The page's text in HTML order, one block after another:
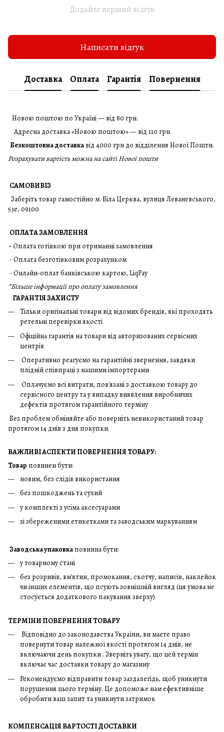
Додайте перший відгук
Написати відгук
Доставка Оплата Гарантія Повернення
Новою поштою по Україні — від 80 грн.
Адресна доставка «Новою поштою» — від 110 грн.
Безкоштовна доставка від 4000 грн до відділення Нової Пошти.
Розрахувати вартість можна на сайті Нової пошти
САМОВИВІЗ
Заберіть товар самостійно м. Біла Церква, вулиця Леваневського,
53е, 09100
ОПЛАТА ЗАМОВЛЕННЯ
-Оплата готівкою при отриманні замовлення
- Оплата безготівковим розрахунком
- Онлайн-оплат банківською картою, LiqPay
*Більше інформації про оплату замовлення
ГАРАНТІЯ ЗАХИСТУ
Тільки оригінальні товари від відомих брендів, які проходять
ретельні перевірки якості
Офіційна гарантія на товари від авторизованих сервісних
центрів
Оперативно реагуємо на гарантійні звернення, завдяки
плідній співпраці з нашими імпортерами
Оплачуємо всі витрати, пов'язані з доставкою товару до
сервісного центру та у випадку виявлення виробничих
дефектів протягом гарантійного терміну
Без проблем обміняйте або поверніть невикористаний товар
протягом 14 днів з дня покупки.
ВАЖЛИВІ АСПЕКТИ ПОВЕРНЕННЯ ТОВАРУ:
Товар повинен бути:
новим, без слідів використання
без пошкоджень та сухий
у комплекті з усіма аксесуарами
зі збереженими етикетками та заводським маркуванням
Заводська упаковка повинна бути:
у товарному стані
без розривів, вм'ятин, промокання, скотчу, написів, наклейок
чи інших елементів, що псують зовнішній вигляд (ця умова не
стосується додаткового пакування зверху)
ТЕРМІНИ ПОВЕРНЕННЯ ТОВАРУ
Відповідно до законодавства України, ви маєте право
повернути товар належної якості протягом 14 днів, не
включаючи день покупки . Зверніть увагу, що цей термін
включає час доставки товару до магазину
Рекомендуємо відправити товар заздалегідь, щоб уникнути
порушення цього терміну. Це допоможе нам ефективніше
обробити ваш запит та уникнути затримок
КОМПЕНСАЦІЯ ВАРТОСТІ ДОСТАВКИ